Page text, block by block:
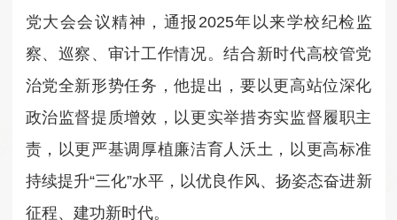
党大会会议精神，通报2025年以来学校纪检监
察、巡察、审计工作情况。结合新时代高校管党
治党全新形势任务，他提出，要以更高站位深化
政治监督提质增效，以更实举措夯实监督履职主
责，以更严基调厚植廉洁育人沃土，以更高标准
持续提升“三化”水平，以优良作风、扬姿态奋进新
征程、建功新时代。